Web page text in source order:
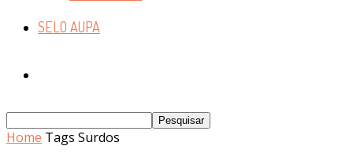
SELO AUPA
Home Tags Surdos